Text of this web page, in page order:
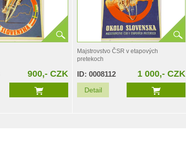
900,- CZK
Majstrovstvo ČSR v etapových
pretekoch
ID: 0008112 1 000,- CZK
Detail